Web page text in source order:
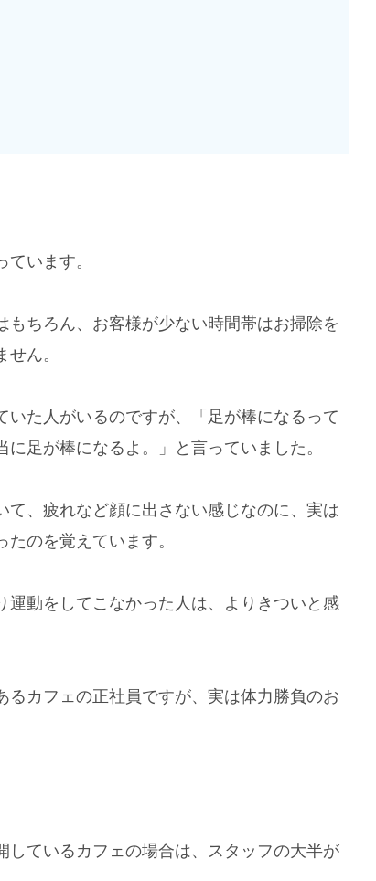
います。
ちろん、お客様が少ない時間帯はお掃除を
ん。
た人がいるのですが、「足が棒になるって
足が棒になるよ。」と言っていました。
、疲れなど顔に出さない感じなのに、実は
のを覚えています。
動をしてこなかった人は、よりきついと感
るカフェの正社員ですが、実は体力勝負のお
しているカフェの場合は、スタッフの大半が